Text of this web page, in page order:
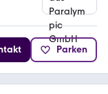
Parken